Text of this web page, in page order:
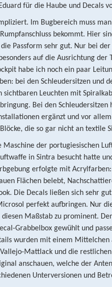
für die Haube und Decals
Im Bugbereich muss
bekommt. Hier
Passform sehr gut. Nur bei
auf die Ausrichtung
habe ich noch ein paar
bei den Schleudersitzen und
sichtbaren Leuchten mit
Bei den
ergänzt und vor
die so gar nicht an textile
der portugiesischen
in Sintra besucht hatte
erfolgte mit
Flächen belebt,
Die Decals ließen sich sehr
perfekt aufbringen. Nur
Maßstab zu prominent.
Grabbelbox gewühlt und
wurden mit einem
Vallejo-Mattlack und die
anschauen, welche der
Unterversionen und